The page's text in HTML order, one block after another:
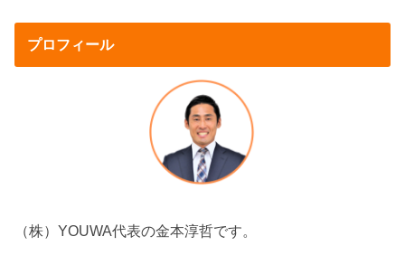
プロフィール
（株）YOUWA代表の金本淳哲です。